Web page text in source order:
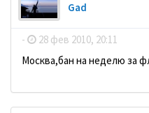
Gad
- 28 фев 2010, 20:11
Москва,бан на неделю за